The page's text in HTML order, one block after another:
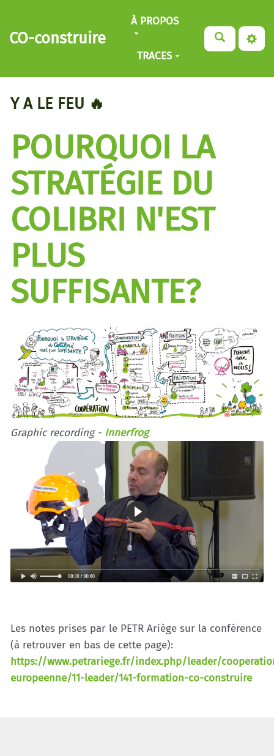
Aller au contenu principal
CO-construire
À PROPOS
TRACES
Y A LE FEU 🔥
POURQUOI LA
STRATÉGIE DU
COLIBRI N'EST
PLUS
SUFFISANTE?
Graphic recording - Innerfrog
Les notes prises par le PETR Ariège sur la conférence
(à retrouver en bas de cette page):
https://www.petrariege.fr/index.php/leader/
europeenne/11-leader/141-formation-co-construire